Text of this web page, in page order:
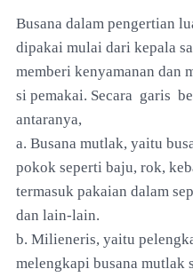
Busana dalam pengertian
dipakai mulai dari kepala
memberi kenyamanan dan
si pemakai. Secara garis
antaranya,
a. Busana mutlak, yaitu
pokok seperti baju, rok,
termasuk pakaian dalam
dan lain-lain.
b. Milieneris, yaitu
melengkapi busana